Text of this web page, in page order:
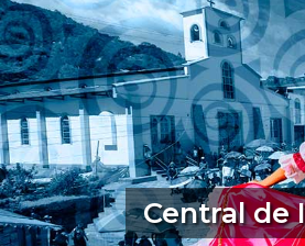
Central de